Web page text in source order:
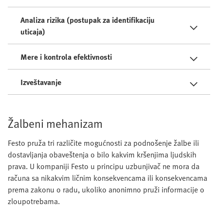
Analiza rizika (postupak za identifikaciju
uticaja)
Mere i kontrola efektivnosti
Izveštavanje
Žalbeni mehanizam
Festo pruža tri različite mogućnosti za podnošenje žalbe ili
dostavljanja obaveštenja o bilo kakvim kršenjima ljudskih
prava. U kompaniji Festo u principu uzbunjivač ne mora da
računa sa nikakvim ličnim konsekvencama ili konsekvencama
prema zakonu o radu, ukoliko anonimno pruži informacije o
zloupotrebama.